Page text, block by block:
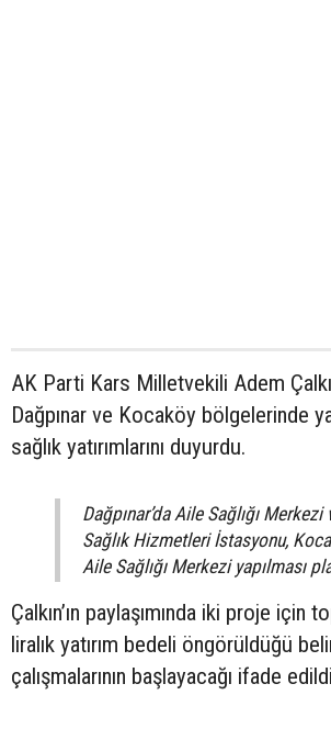
AK Parti Kars Milletvekili Adem
Dağpınar ve Kocaköy bölgelerinde
sağlık yatırımlarını duyurdu.
Dağpınar’da Aile Sağlığı
Sağlık Hizmetleri İstasyonu,
Aile Sağlığı Merkezi yapılması
Çalkın’ın paylaşımında iki proje için
liralık yatırım bedeli öngörüldüğü
çalışmalarının başlayacağı ifade